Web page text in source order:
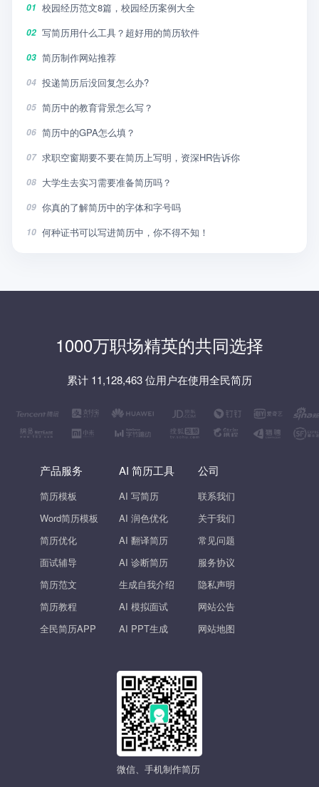
01 校园经历范文8篇，校园经历案例大全
02 写简历用什么工具？超好用的简历软件
03 简历制作网站推荐
04 投递简历后没回复怎么办?
05 简历中的教育背景怎么写？
06 简历中的GPA怎么填？
07 求职空窗期要不要在简历上写明，资深HR告诉你
08 大学生去实习需要准备简历吗？
09 你真的了解简历中的字体和字号吗
10 何种证书可以写进简历中，你不得不知！
1000万职场精英的共同选择
累计 11,128,463 位用户在使用全民简历
产品服务
简历模板
Word简历模板
简历优化
面试辅导
简历范文
简历教程
全民简历APP
AI 简历工具
AI 写简历
AI 润色优化
AI 翻译简历
AI 诊断简历
生成自我介绍
AI 模拟面试
AI PPT生成
公司
联系我们
关于我们
常见问题
服务协议
隐私声明
网站公告
网站地图
微信、手机制作简历